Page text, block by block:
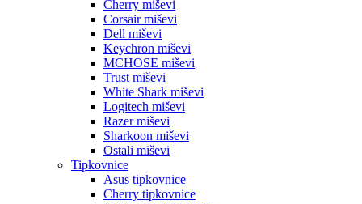
Cherry miševi
Corsair miševi
Dell miševi
Keychron miševi
MCHOSE miševi
Trust miševi
White Shark miševi
Logitech miševi
Razer miševi
Sharkoon miševi
Ostali miševi
Tipkovnice
Asus tipkovnice
Cherry tipkovnice